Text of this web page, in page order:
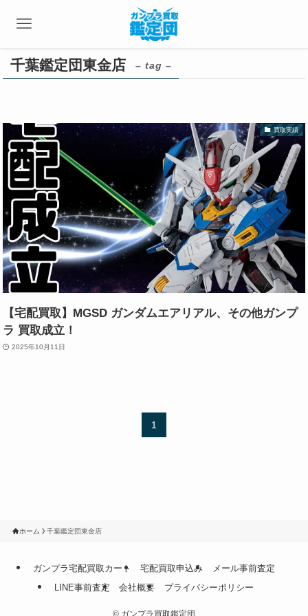
千葉鑑定団東金店 – tag –
買取実績
【宅配買取】MGSD ガンダムエアリアル、その他ガンプ
ラ 買取成立！
2025年10月11日
1
ホーム 千葉鑑定団東金店
ガンプラ宅配買取カート 宅配買取申込み
メール事前査定
LINE事前査定
会社概要 プライバシーポリシー